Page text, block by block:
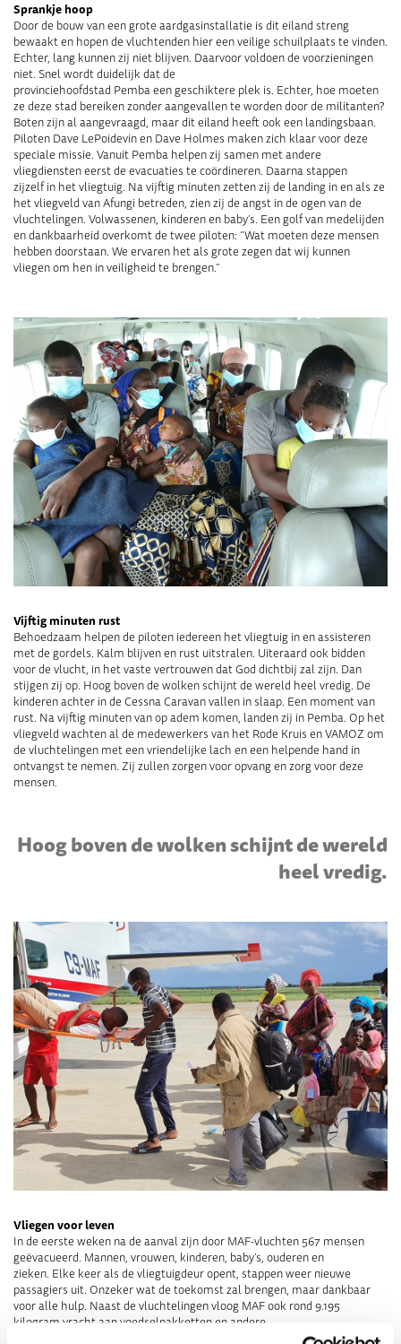
Sprankje hoop
Door de bouw van een grote aardgasinstallatie is dit eiland streng
bewaakt en hopen de vluchtenden hiereenveilige schuilplaats te vinden.
Echter, lang kunnen zij niet blijven. Daarvoor voldoende voorzieningen
niet. Snel wordt duidelijk dat de
provinciehoofdstad Pembaeengeschiktere plek is. Echter, hoe moeten
ze deze stad bereiken zonder aangevallen te worden door de militanten?
Boten zijn al aangevraagd, maar dit eiland heeft ook een landingsbaan.
Piloten Dave LePoidevinen Dave Holmes maken zich klaar voor deze
speciale missie. Vanuit Pemba helpen zij samen met andere
vliegdiensteneerstde evacuaties te coördineren. Daarna stappen
zijzelfin het vliegtuig. Na vijftig minuten zetten zij de landing in en als ze
het vliegveld vanAfungi betreden, zien zij de angst in de ogen van de
vluchtelingen. Volwassenen, kinderen en baby’s. Een golf van medelijden
en dankbaarheid overkomt de twee piloten: “Wat moeten deze mensen
hebben doorstaan. We ervaren het als grote zegen dat wij kunnen
vliegen om hen in veiligheid te brengen.”
Vijftig minuten rust
Behoedzaam helpen de piloten iedereen het vliegtuig in en assisteren
metde gordels. Kalm blijven en rust uitstralen. Uiteraard ook bidden
voor de vlucht, in het vaste vertrouwen dat God dichtbij zal zijn. Dan
stijgen zij op. Hoog boven de wolken schijnt de wereld heel vredig. De
kinderenachter inde CessnaCaravan vallen in slaap. Een moment van
rust. Na vijftig minuten van op adem komen, landen zij in Pemba. Op het
vliegveld wachtenal de medewerkers van het Rode Kruis en VAMOZ om
de vluchtelingen met een vriendelijke lach en een helpende hand in
ontvangst te nemen. Zij zullen zorgen vooropvang en zorg voor deze
mensen.
Hoog boven de wolken schijnt de wereld
heel vredig.
Vliegen voor leven
In de eerste weken na de aanval zijn door MAF-vluchten 567 mensen
geëvacueerd. Mannen, vrouwen, kinderen, baby’s, ouderenen
zieken. Elke keer als de vliegtuigdeuropent, stappen weer nieuwe
passagiers uit. Onzeker wat de toekomst zal brengen, maar dankbaar
vooralle hulp. Naast de vluchtelingen vloog MAF ook rond 9.195
kilogram vracht aanvoedselpakkettenen andere
Om de tijdens de aanvallen vernietigde